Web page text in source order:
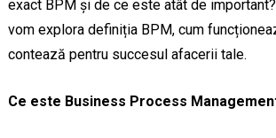
exact BPM și de ce este atât de
vom explora definiția BPM, cum
contează pentru succesul afacerii tale.
Ce este Business Process